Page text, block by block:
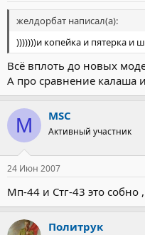
желдорбат написал(а):
)))))))и копейка и пятерка и
Всё вплоть до новых
А про сравнение калаша
M MSC
Активный участник
24 Июн 2007
Мп-44 и Стг-43 это собно
Политрук